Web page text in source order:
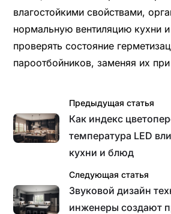
влагостойкими свойствами,
нормальную вентиляцию кухни
проверять состояние
пароотбойников, заменяя их
Предыдущая статья
Как индекс
температура LED
кухни и блюд
Следующая статья
Звуковой дизайн
инженеры создают